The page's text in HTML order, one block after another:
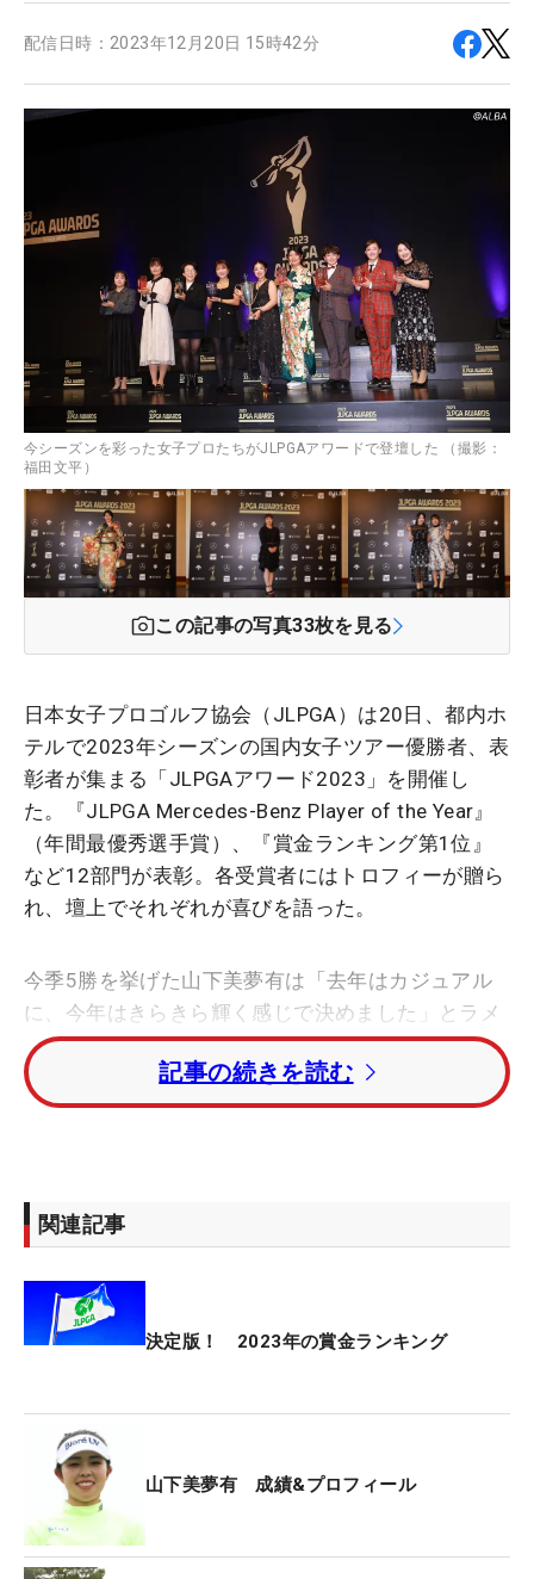
配信日時： 2023年12月20日 15時42分
今シーズンを彩った女子プロたちがJLPGAアワードで登壇した （撮影：
福田文平）
この記事の写真33枚を見る
日本女子プロゴルフ協会（JLPGA）は20日、都内ホ
テルで2023年シーズンの国内女子ツアー優勝者、表
彰者が集まる「JLPGAアワード2023」を開催し
た。『JLPGA Mercedes-Benz Player of the Year』
（年間最優秀選手賞）、『賞金ランキング第1位』
など12部門が表彰。各受賞者にはトロフィーが贈ら
れ、壇上でそれぞれが喜びを語った。
今季5勝を挙げた山下美夢有は「去年はカジュアル
に、今年はきらきら輝く感じで決めました」とラメ
が散りばめられた黒のドレス姿で登場。2年連続で
輝いた年間最優秀選手賞をはじめ、ツアー史上初の
2年連続2億円突破となった『賞金ランキング第1
となった「Hitachi 3Tours Championship JLPGAチ
ーム」には『特別賞』が贈られ、メンバーの一員と
「たくさんの賞をいただいて、光栄に思います。昨
うれしい」と喜び、5つのトロフィーとともに笑み
をこぼした。
『JLPGA 明治安田生命新人賞』は、9月の国内メジ
ャー「日本女子プロゴルフ選手権コニカミノルタ
記事の続きを読む
関連記事
決定版！ 2023年の賞金ランキング
山下美夢有 成績&プロフィール